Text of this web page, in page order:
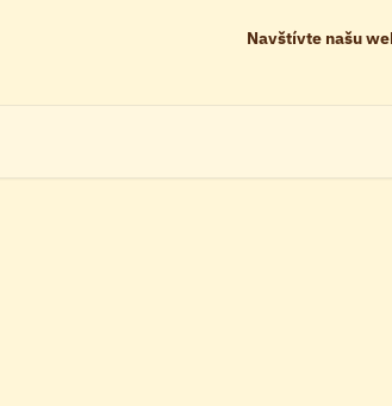
Navštívte našu